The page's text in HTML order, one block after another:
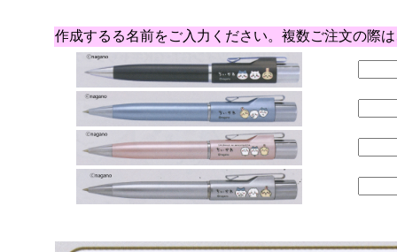
作成するる名前をご入力ください。複数ご注文の際